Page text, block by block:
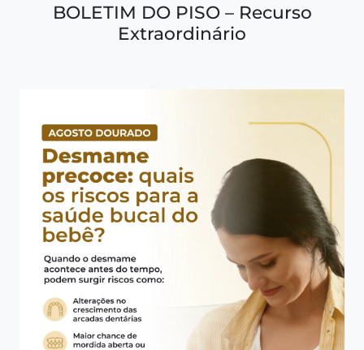
BOLETIM DO PISO – Recurso
Extraordinário